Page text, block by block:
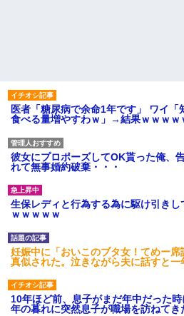
医者「糖尿病で余命1年です」 ワイ「
食べる量増やすわｗ」→結果ｗｗｗｗ
彼女にプロポーズしてOK貰った俺、
れて無事婚約破棄・・・
生保レディと行為する為に駆け引き
ｗｗｗｗｗ
妊娠中に「おいこのブタ女！てめー
真似された。泣きながら夫に話すと
10年ほど前、息子がまだ年中だった
年の暮れに突然息子が職場を訪ねてき